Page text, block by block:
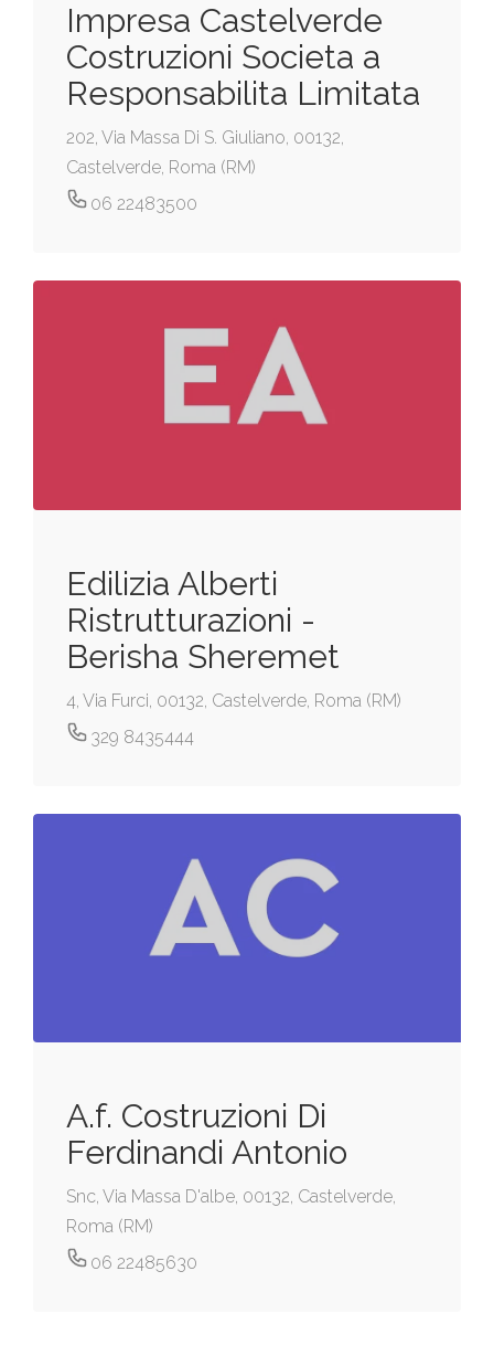
Impresa Castelverde
Costruzioni Societa a
Responsabilita Limitata
202, Via Massa Di S. Giuliano, 00132,
Castelverde, Roma (RM)
06 22483500
Edilizia Alberti
Ristrutturazioni -
Berisha Sheremet
4, Via Furci, 00132, Castelverde, Roma (RM)
329 8435444
A.f. Costruzioni Di
Ferdinandi Antonio
Snc, Via Massa D'albe, 00132, Castelverde,
Roma (RM)
06 22485630